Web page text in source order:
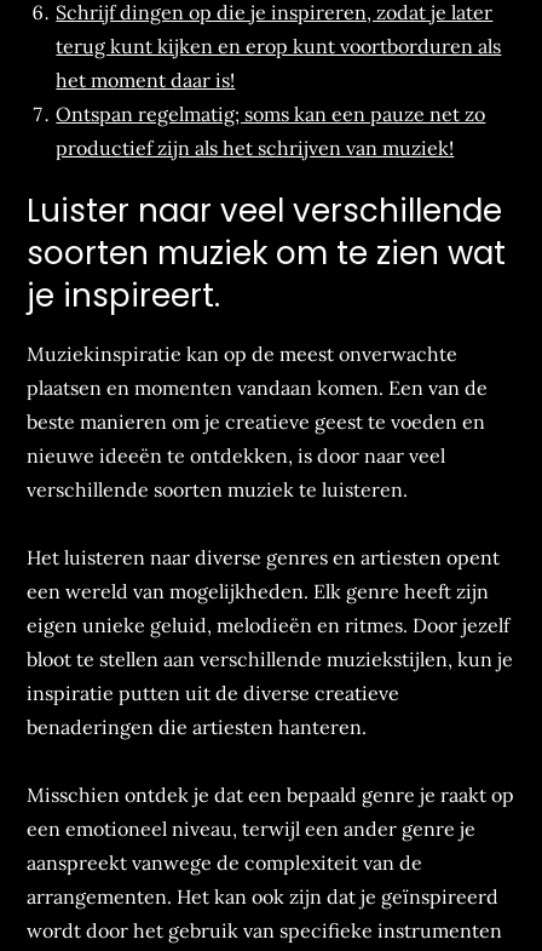
Schrijf dingen op die je inspireren, zodat je later
terug kunt kijken en erop kunt voortborduren als
het moment daar is!
Ontspan regelmatig; soms kan een pauze net zo
productief zijn als het schrijven van muziek!
Luister naar veel verschillende
soorten muziek om te zien wat
je inspireert.
Muziekinspiratie kan op de meest onverwachte
plaatsen en momenten vandaan komen. Een van de
beste manieren om je creatieve geest te voeden en
nieuwe ideeën te ontdekken, is door naar veel
verschillende soorten muziek te luisteren.
Het luisteren naar diverse genres en artiesten opent
een wereld van mogelijkheden. Elk genre heeft zijn
eigen unieke geluid, melodieën en ritmes. Door jezelf
bloot te stellen aan verschillende muziekstijlen, kun je
inspiratie putten uit de diverse creatieve
benaderingen die artiesten hanteren.
Misschien ontdek je dat een bepaald genre je raakt op
een emotioneel niveau, terwijl een ander genre je
aanspreekt vanwege de complexiteit van de
arrangementen. Het kan ook zijn dat je geïnspireerd
wordt door het gebruik van specifieke instrumenten